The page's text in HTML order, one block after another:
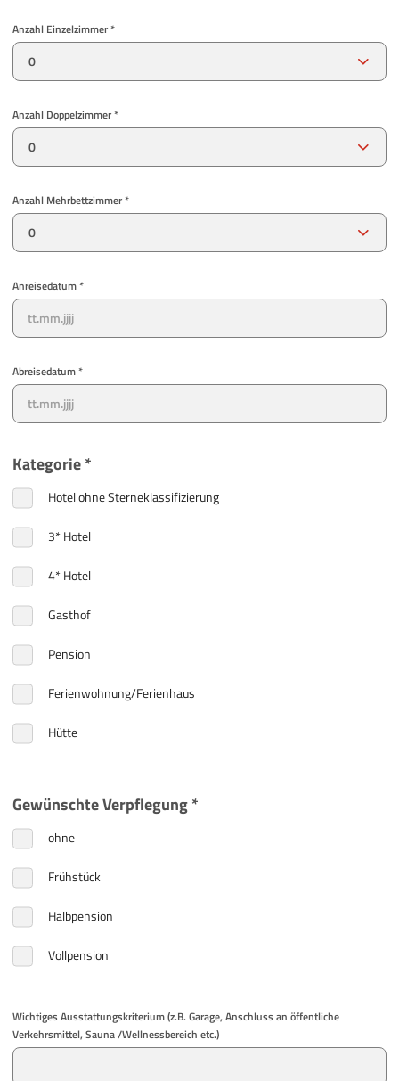
Anzahl Einzelzimmer *
Anzahl Doppelzimmer *
Anzahl Mehrbettzimmer *
Anreisedatum *
Abreisedatum *
Kategorie *
Hotel ohne Sterneklassifizierung
3* Hotel
4* Hotel
Gasthof
Pension
Ferienwohnung/Ferienhaus
Hütte
Gewünschte Verpflegung *
ohne
Frühstück
Halbpension
Vollpension
Wichtiges Ausstattungskriterium (z.B. Garage, Anschluss an öffentliche
Verkehrsmittel, Sauna /Wellnessbereich etc.)